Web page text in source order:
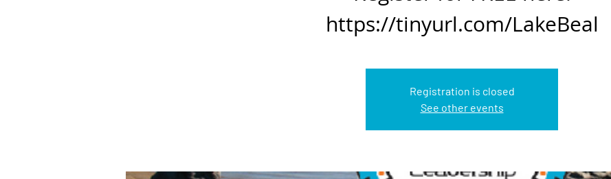
https://tinyurl.com/LakeBeal
Registration is closed
See other events